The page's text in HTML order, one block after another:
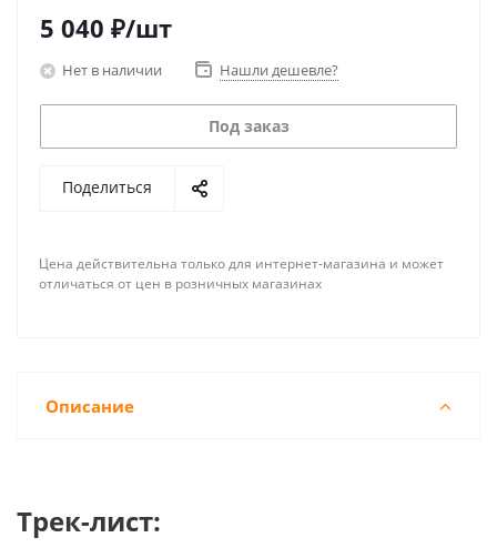
5 040 ₽/шт
Нет в наличии Нашли дешевле?
Под заказ
Поделиться
Цена действительна только для интернет-магазина и может
отличаться от цен в розничных магазинах
Описание
Трек-лист: